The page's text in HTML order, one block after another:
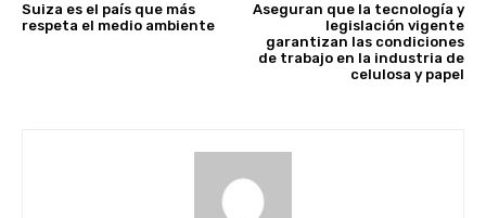
Suiza es el país que más
respeta el medio ambiente
Aseguran que la tecnología y
legislación vigente
garantizan las condiciones
de trabajo en la industria de
celulosa y papel